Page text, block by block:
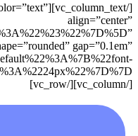
color=”text”
align=”center”
gap=”0.1em”
[/vc_column][/vc_row]